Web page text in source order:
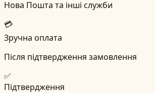
Нова Пошта та інші служби
💳
Зручна оплата
Після підтвердження замовлення
✅
Підтвердження